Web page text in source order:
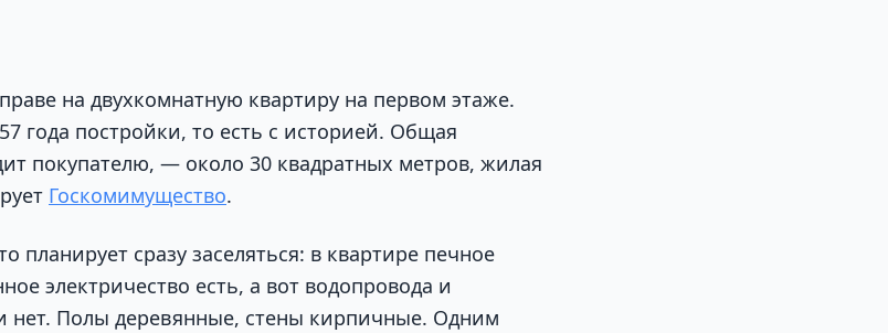
на двухкомнатную квартиру на первом этаже.
года постройки, то есть с историей. Общая
покупателю, — около 30 квадратных метров, жилая
Госкомимущество.
планирует сразу заселяться: в квартире печное
электричество есть, а вот водопровода и
нет. Полы деревянные, стены кирпичные. Одним